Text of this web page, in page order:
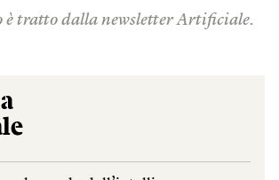
è tratto dalla newsletter Artificiale.